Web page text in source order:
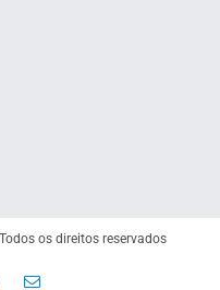
os direitos reservados
Facebook
E-